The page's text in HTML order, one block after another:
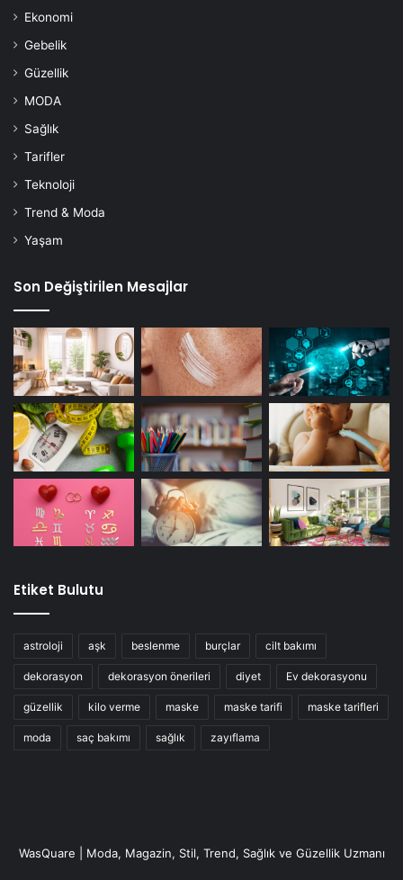
Ekonomi
Gebelik
Güzellik
MODA
Sağlık
Tarifler
Teknoloji
Trend & Moda
Yaşam
Son Değiştirilen Mesajlar
Etiket Bulutu
astroloji aşk beslenme burçlar cilt bakımı
dekorasyon dekorasyon önerileri diyet Ev dekorasyonu
güzellik kilo verme maske maske tarifi maske tarifleri
moda saç bakımı sağlık zayıflama
WasQuare | Moda, Magazin, Stil, Trend, Sağlık ve Güzellik Uzmanı